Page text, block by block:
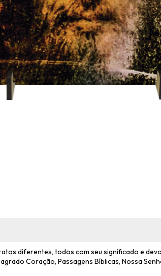
diferentes, todos com seu significado e
Coração, Passagens Bíblicas, Nossa